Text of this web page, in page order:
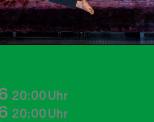
20:00Uhr
20:00Uhr